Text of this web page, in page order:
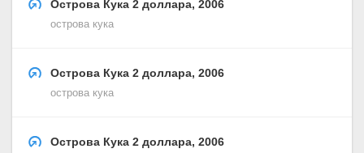
Острова Кука 2 доллара, 2006
острова кука
Острова Кука 2 доллара, 2006
острова кука
Острова Кука 2 доллара, 2006